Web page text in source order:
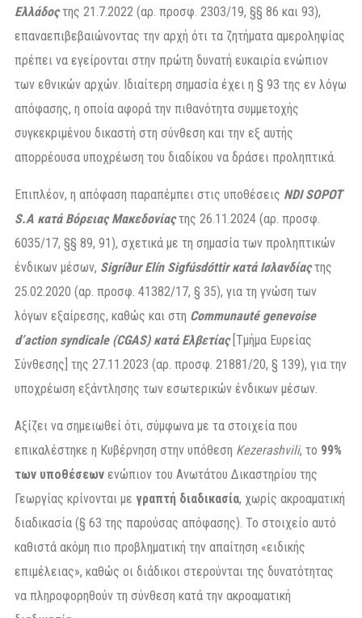
Ελλάδοςτης 21.7.2022 (αρ. προσφ. 2303/19, §§ 86 και 93),
επαναεπιβεβαιώνοντας την αρχή ότι τα ζητήματα αμεροληψίας
πρέπει να εγείρονται στην πρώτη δυνατή ευκαιρία ενώπιον
των εθνικών αρχών. Ιδιαίτερη σημασία έχει η § 93 της εν λόγω
απόφασης, η οποία αφορά την πιθανότητα συμμετοχής
συγκεκριμένου δικαστή στη σύνθεση και την εξ αυτής
απορρέουσα υποχρέωση του διαδίκου να δράσει προληπτικά.
Επιπλέον, η απόφαση παραπέμπει στις υποθέσεις NDI SOPOT
S.A κατά Βόρειας Μακεδονίαςτης 26.11.2024 (αρ. προσφ.
6035/17, §§ 89, 91), σχετικά με τη σημασία των προληπτικών
ένδικων μέσων, Sigríður Elín Sigfúsdóttir κατά Ισλανδίαςτης
25.02.2020 (αρ. προσφ. 41382/17, § 35), για τη γνώση των
λόγων εξαίρεσης, καθώς και στη Communauté genevoise
d’action syndicale (CGAS) κατά Ελβετίας[Τμήμα Ευρείας
Σύνθεσης] της 27.11.2023 (αρ. προσφ. 21881/20, § 139), για την
υποχρέωση εξάντλησης των εσωτερικών ένδικων μέσων.
Αξίζει να σημειωθεί ότι, σύμφωνα με τα στοιχεία που
επικαλέστηκε η Κυβέρνηση στην υπόθεση Kezerashvili, το 99%
των υποθέσεων ενώπιον του Ανωτάτου Δικαστηρίου της
Γεωργίας κρίνονται με γραπτή διαδικασία, χωρίς ακροαματική
διαδικασία (§ 63 της παρούσας απόφασης). Το στοιχείο αυτό
καθιστά ακόμη πιο προβληματική την απαίτηση «ειδικής
επιμέλειας», καθώς οι διάδικοι στερούνται της δυνατότητας
να πληροφορηθούν τη σύνθεση κατά την ακροαματική